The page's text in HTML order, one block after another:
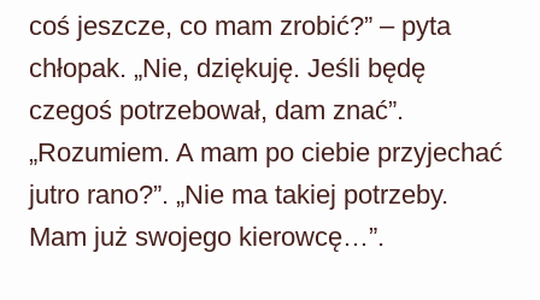
coś jeszcze, co mam zrobić?” – pyta
chłopak. „Nie, dziękuję. Jeśli będę
czegoś potrzebował, dam znać”.
„Rozumiem. A mam po ciebie przyjechać
jutro rano?”. „Nie ma takiej potrzeby.
Mam już swojego kierowcę…”.